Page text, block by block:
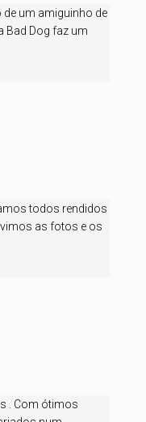
um amiguinho de
Bad Dog faz um
todos rendidos
vimos as fotos e os
. Com ótimos